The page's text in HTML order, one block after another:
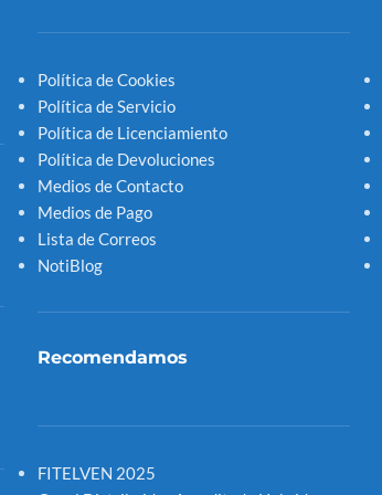
Política de Cookies
Política de Servicio
Política de Licenciamiento
Política de Devoluciones
Medios de Contacto
Medios de Pago
Lista de Correos
NotiBlog
Recomendamos
FITELVEN 2025